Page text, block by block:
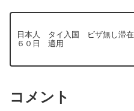
日本人 タイ入国 ビザ無し滞
６０日 適用
コメント